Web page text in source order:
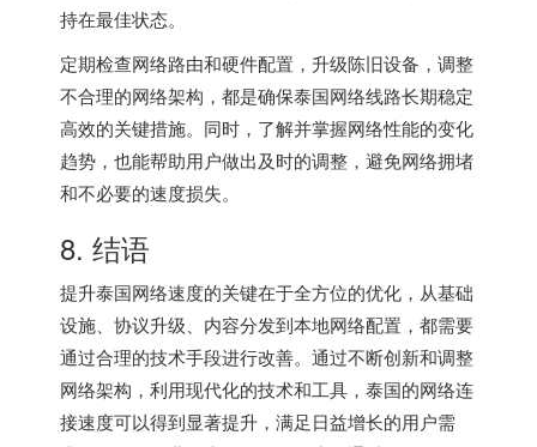
持在最佳状态。
定期检查网络路由和硬件配置，升级陈旧设备，调整
不合理的网络架构，都是确保泰国网络线路长期稳定
高效的关键措施。同时，了解并掌握网络性能的变化
趋势，也能帮助用户做出及时的调整，避免网络拥堵
和不必要的速度损失。
8. 结语
提升泰国网络速度的关键在于全方位的优化，从基础
设施、协议升级、内容分发到本地网络配置，都需要
通过合理的技术手段进行改善。通过不断创新和调整
网络架构，利用现代化的技术和工具，泰国的网络连
接速度可以得到显著提升，满足日益增长的用户需